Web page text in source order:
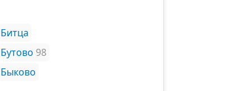
Битца
Бутово 98
Быково